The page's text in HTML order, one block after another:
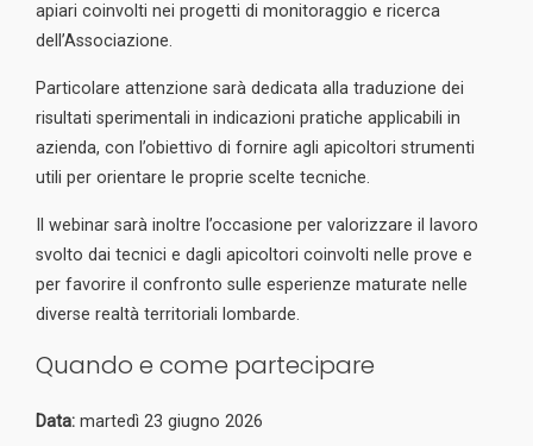
apiari coinvolti nei progetti di monitoraggio e ricerca
dell’Associazione.
Particolare attenzione sarà dedicata alla traduzione dei
risultati sperimentali in indicazioni pratiche applicabili in
azienda, con l’obiettivo di fornire agli apicoltori strumenti
utili per orientare le proprie scelte tecniche.
Il webinar sarà inoltre l’occasione per valorizzare il lavoro
svolto dai tecnici e dagli apicoltori coinvolti nelle prove e
per favorire il confronto sulle esperienze maturate nelle
diverse realtà territoriali lombarde.
Quando e come partecipare
Data: martedì 23 giugno 2026